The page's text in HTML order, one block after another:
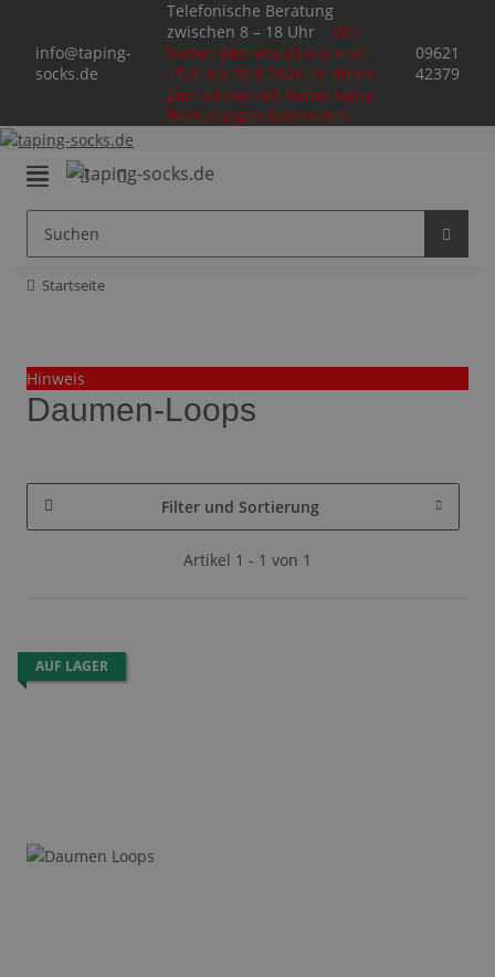
info@taping-
socks.de
Telefonische Beratung
zwischen 8 – 18 Uhr Wir
haben Betriebsurlaub vom
15.8. bis 30.8.2026. In dieser
Zeit können wir leider keine
Bestellungen bearbeiten.
09621
42379
Startseite
Hinweis
Daumen-Loops
Filter und Sortierung
Artikel 1 - 1 von 1
AUF LAGER